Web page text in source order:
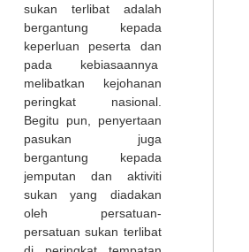
sukan terlibat adalah
bergantung kepada
keperluan peserta dan
pada kebiasaannya
melibatkan kejohanan
peringkat nasional.
Begitu pun, penyertaan
pasukan juga
bergantung kepada
jemputan dan aktiviti
sukan yang diadakan
oleh persatuan-
persatuan sukan terlibat